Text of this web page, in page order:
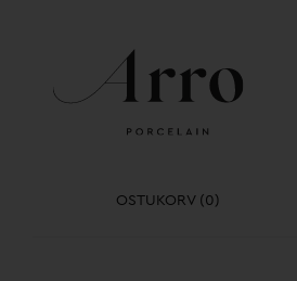
OSTUKORV (0)